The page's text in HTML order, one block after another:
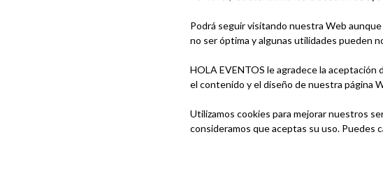
Podrá seguir visitando nuestra Web
no ser óptima y algunas utilidades pueden
HOLA EVENTOS le agradece la
el contenido y el diseño de nuestra página
Utilizamos cookies para mejorar nuestros
consideramos que aceptas su uso. Puedes